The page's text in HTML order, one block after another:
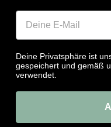
Deine Privatsphäre ist
gespeichert und gemäß
verwendet.